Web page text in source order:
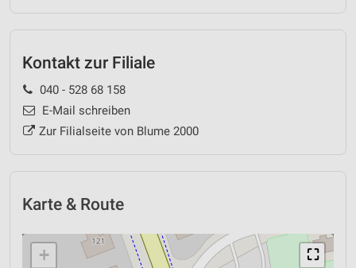
Kontakt zur Filiale
040 - 528 68 158
E-Mail schreiben
Zur Filialseite von Blume 2000
Karte & Route
⛶
+